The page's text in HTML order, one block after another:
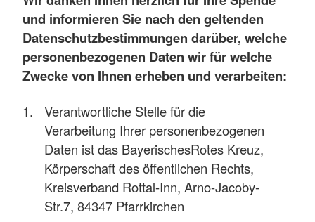
und informieren Sie nach den geltenden
Datenschutzbestimmungen darüber, welche
personenbezogenen Daten wir für welche
Zwecke von Ihnen erheben und verarbeiten:
Verantwortliche Stelle für die
Verarbeitung Ihrer personenbezogenen
Daten ist das BayerischesRotes Kreuz,
Körperschaft des öffentlichen Rechts,
Kreisverband Rottal-Inn, Arno-Jacoby-
Str.7, 84347 Pfarrkirchen